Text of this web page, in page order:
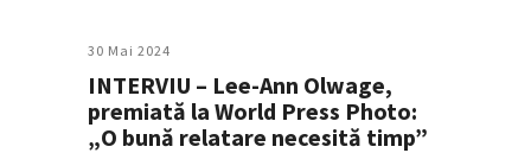
30 Mai 2024
INTERVIU – Lee-Ann Olwage,
premiată la World Press Photo:
„O bună relatare necesită timp”